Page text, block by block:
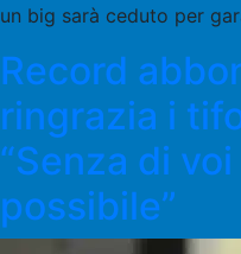
un big sarà ceduto per
Record
ringrazia i
“Senza di
possibile”